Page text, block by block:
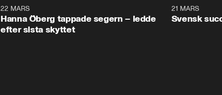
22 MARS
Hanna Öberg tappade segern – ledde
efter sista skyttet
21 MARS
Svensk